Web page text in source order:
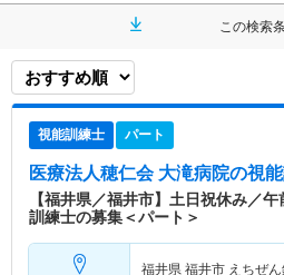
この検索
視能訓練士 パート
医療法人穂仁会 大滝病院の視
【福井県／福井市】土日祝休み／
訓練士の募集＜パート＞
福井県 福井市 えちぜ